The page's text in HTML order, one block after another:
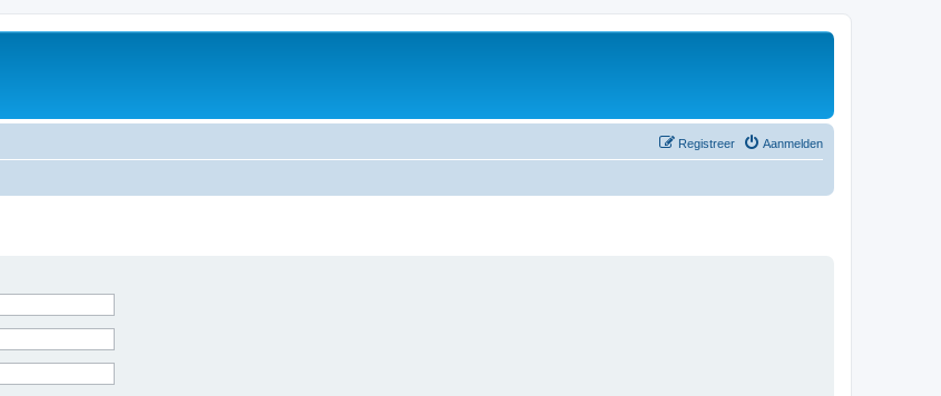
Aanmelden
Registreer